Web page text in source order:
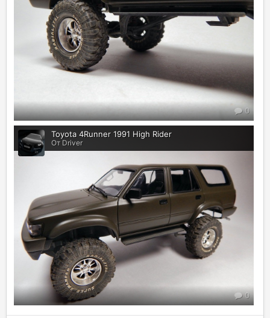
0
Toyota 4Runner 1991 High Rider
От Driver
0